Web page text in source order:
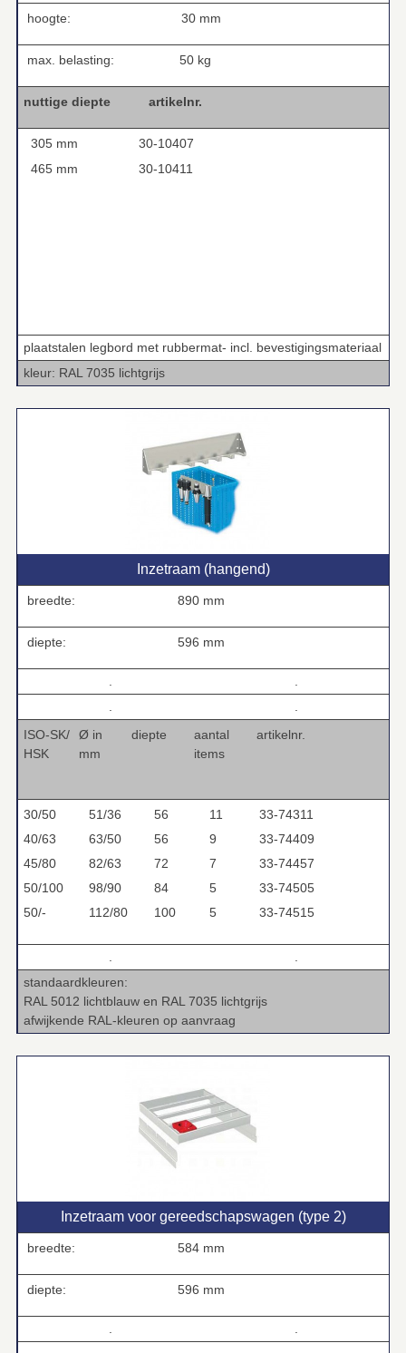
hoogte: 30 mm
max. belasting: 50 kg
nuttige diepte artikelnr.
305 mm
30-10407
465 mm
30-10411
plaatstalen legbord met rubbermat- incl. bevestigingsmateriaal
kleur: RAL 7035 lichtgrijs
Inzetraam (hangend)
breedte: 890 mm
diepte: 596 mm
.
.
.
.
ISO-SK/
HSK
Ø in
mm
diepte
aantal
items
artikelnr.
30/50 51/36 56 11
33-74311
40/63
63/50 56 9
33-74409
45/80
82/63 72 7
33-74457
50/100
98/90 84 5
33-74505
50/-
112/80 100 5 33-74515
.
.
standaardkleuren:
RAL 5012 lichtblauw en RAL 7035 lichtgrijs
afwijkende RAL-kleuren op aanvraag
Inzetraam voor gereedschapswagen (type 2)
breedte: 584 mm
diepte: 596 mm
.
.